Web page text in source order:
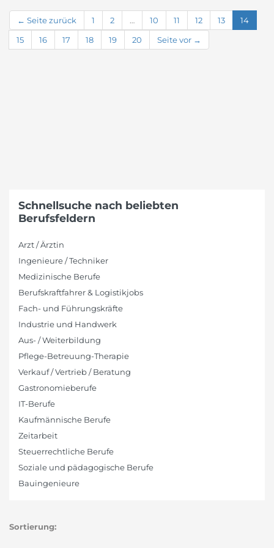
← Seite zurück 1 2 … 10 11 12 13
14
15
16 17 18 19 20 Seite vor →
Schnellsuche nach beliebten
Berufsfeldern
Arzt / Ärztin
Ingenieure / Techniker
Medizinische Berufe
Berufskraftfahrer & Logistikjobs
Fach- und Führungskräfte
Industrie und Handwerk
Aus- / Weiterbildung
Pflege-Betreuung-Therapie
Verkauf / Vertrieb / Beratung
Gastronomieberufe
IT-Berufe
Kaufmännische Berufe
Zeitarbeit
Steuerrechtliche Berufe
Soziale und pädagogische Berufe
Bauingenieure
Sortierung: